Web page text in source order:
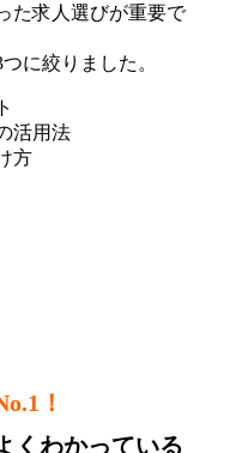
た求人選びが重要で
に絞りました。
活用法
方
！
くわかっている